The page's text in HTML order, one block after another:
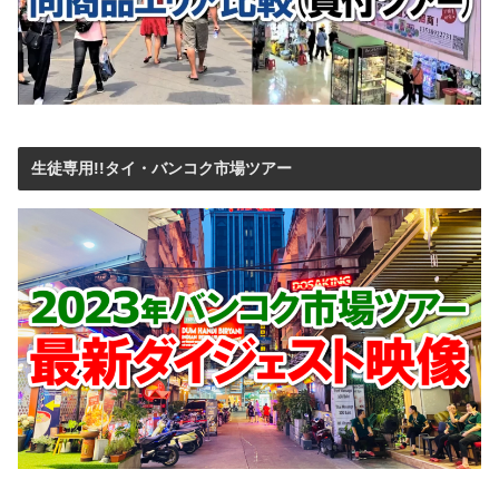
生徒専用!!タイ・バンコク市場ツアー